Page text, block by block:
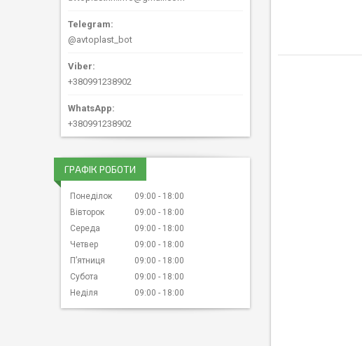
@avtoplast_bot
+380991238902
+380991238902
ГРАФІК РОБОТИ
Понеділок 09:00
18:00
Вівторок
09:00
18:00
Середа
09:00
18:00
Четвер
09:00
18:00
Пʼятниця
09:00
18:00
Субота
09:00
18:00
Неділя
09:00 18:00